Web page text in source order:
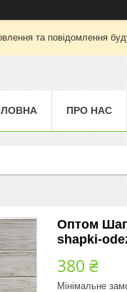
та повідомлення
ПРО НАС
Оптом
shapki-
380 ₴
Мінімальне